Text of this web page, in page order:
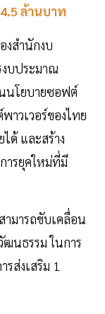
ล้านบาท
งสำนักงบ
งบประมาณ
นโยบายซอฟต์
าวเวอร์ของไทย
ได้ และสร้าง
ารยุคใหม่ที่มี
มารถขับเคลื่อน
ฒนธรรม ในการ
ส่งเสริม 1